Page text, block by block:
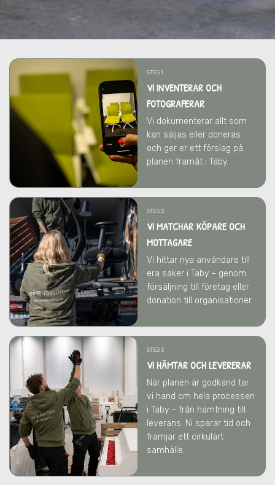
STEG 1
VI INVENTERAR OCH
FOTOGRAFERAR
Vi dokumenterar allt som
kan säljas eller doneras
och ger er ett förslag på
planen framåt i Täby.
STEG 2
VI MATCHAR KÖPARE OCH
MOTTAGARE
Vi hittar nya användare till
era saker i Täby – genom
försäljning till företag eller
donation till organisationer.
STEG 3
VI HÄMTAR OCH LEVERERAR
När planen är godkänd tar
vi hand om hela processen
i Täby – från hämtning till
leverans. Ni sparar tid och
främjar ett cirkulärt
samhälle.